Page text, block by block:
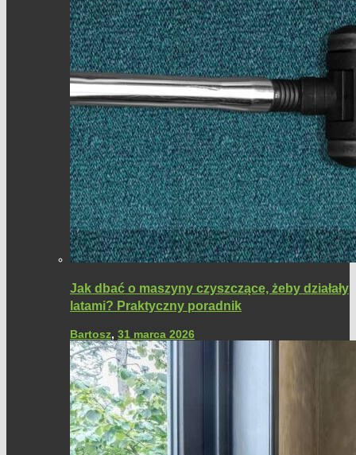
Jak dbać o maszyny czyszczące, żeby działały
latami? Praktyczny poradnik
Bartosz, 31 marca 2026